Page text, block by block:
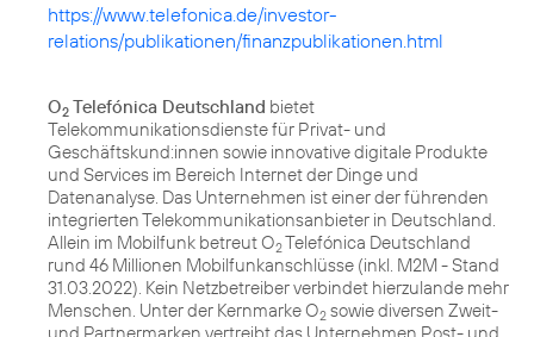
https://www.telefonica.de/investor-
relations/publikationen/finanzpublikationen.html
O2 Telefónica Deutschland bietet
Telekommunikationsdienste für Privat- und
Geschäftskund:innen sowie innovative digitale Produkte
und Services im Bereich Internet der Dinge und
Datenanalyse. Das Unternehmen ist einer der führenden
integrierten Telekommunikationsanbieter in Deutschland.
Allein im Mobilfunk betreut O2Telefónica Deutschland
rund 46 Millionen Mobilfunkanschlüsse (inkl. M2M - Stand
31.03.2022). Kein Netzbetreiber verbindet hierzulande mehr
Menschen. Unter der Kernmarke O2 sowie diversen Zweit-